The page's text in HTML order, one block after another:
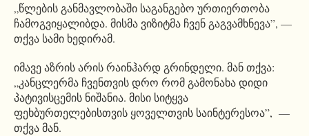
„წლების განმავლობაში საგანგებო ურთიერთობა
ჩამოგვიყალიბდა. მისმა ვიზიტმა ჩვენ გაგვამხნევა”, —
თქვა სამი ხედირამ.
იმავე აზრის არის რაინჰარდ გრინდელი. მან თქვა:
„კანცლერმა ჩვენთვის დრო რომ გამონახა დიდი
პატივისცემის ნიშანია. მისი სიტყვა
ფეხბურთელებისთვის ყოველთვის საინტერესოა”, —
თქვა მან.